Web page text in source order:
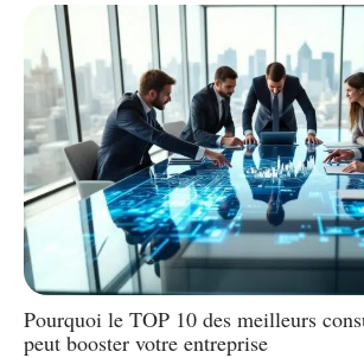
Pourquoi le TOP 10 des meilleurs
peut booster votre entreprise